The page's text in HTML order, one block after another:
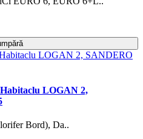
LOGAN 2,
Bord), Da..